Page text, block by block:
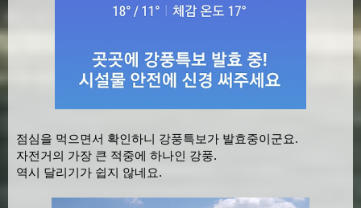
점심을 먹으면서 확인하니 강풍특보가 발효중이군요.
자전거의 가장 큰 적중에 하나인 강풍.
역시 달리기가 쉽지 않네요.